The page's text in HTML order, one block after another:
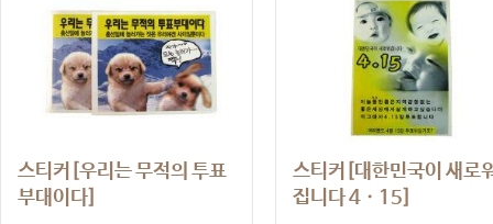
스티커[우리는 무적의 투표
부대이다]
스티커[대한민국이 새로
집니다 4ㆍ15]